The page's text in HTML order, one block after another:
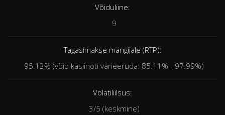
Võiduliine:
9
Tagasimakse mängijale (RTP):
95.13% (võib kasiinoti varieeruda: 85.11% - 97.99%)
Volatiliilsus:
3/5 (keskmine)